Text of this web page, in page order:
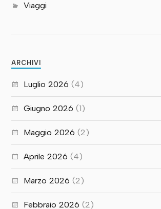
Viaggi
ARCHIVI
Luglio 2026 (4)
Giugno 2026 (1)
Maggio 2026 (2)
Aprile 2026 (4)
Marzo 2026 (2)
Febbraio 2026 (2)